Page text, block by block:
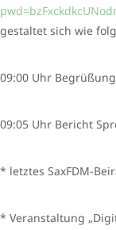
gestaltet sich wie
09:00 Uhr Begrüßung
09:05 Uhr Bericht
* letztes SaxFDM-
* Veranstaltung